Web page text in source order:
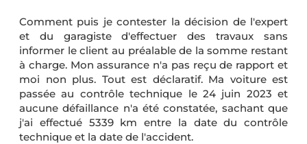
Comment puis je contester la décision de l'expert
et du garagiste d'effectuer des travaux sans
informer le client au préalable de la somme restant
à charge. Mon assurance n'a pas reçu de rapport et
moi non plus. Tout est déclaratif. Ma voiture est
passée au contrôle technique le 24 juin 2023 et
aucune défaillance n'a été constatée, sachant que
j'ai effectué 5339 km entre la date du contrôle
technique et la date de l'accident.